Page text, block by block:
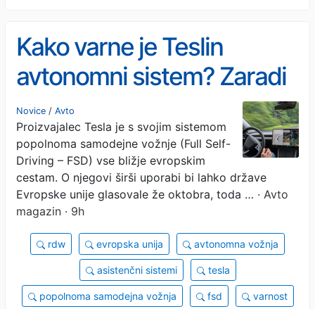
Kako varne je Teslin
avtonomni sistem? Zaradi
varnovanja podatkov nihče
niti dobro ne ve ...
Novice / Avto
Proizvajalec Tesla je s svojim sistemom
popolnoma samodejne vožnje (Full Self-
Driving – FSD) vse bližje evropskim
cestam. O njegovi širši uporabi bi lahko države
Evropske unije glasovale že oktobra, toda … · Avto
magazin · 9h
rdw evropska unija avtonomna vožnja
asistenčni sistemi tesla
popolnoma samodejna vožnja fsd varnost